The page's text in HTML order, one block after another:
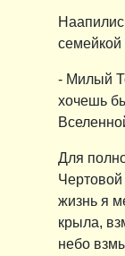
семейкой
- Милый
хочешь
Для
Чертовой
жизнь я
крыла,
небо